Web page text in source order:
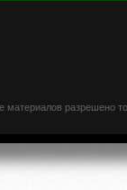
материалов разрешено